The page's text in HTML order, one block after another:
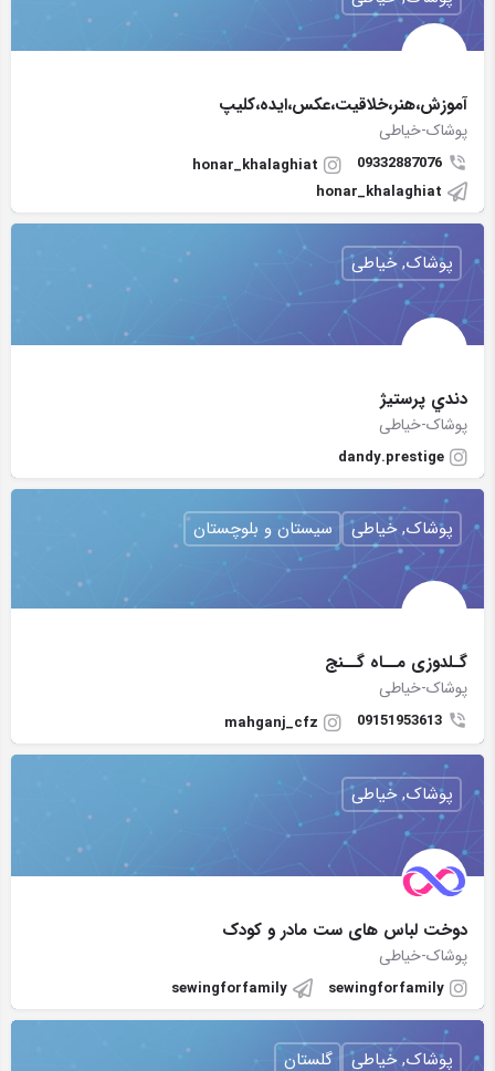
آموزش،هنر،خلاقيت،عكس،ايده،كليپ
پوشاک-خیاطی
09332887076
honar_khalaghiat
honar_khalaghiat
دندي پرستيژ
پوشاک-خیاطی
dandy.prestige
پوشاک, خیاطی
گـلدوزی مــاه گــنج
پوشاک-خیاطی
09151953613
mahganj_cfz
پوشاک, خیاطی سیستان و بلوچستان
دوخت لباس های ست مادر و کودک
پوشاک-خیاطی
sewingforfamily
sewingforfamily
پوشاک, خیاطی
پوشاک, خیاطی گلستان